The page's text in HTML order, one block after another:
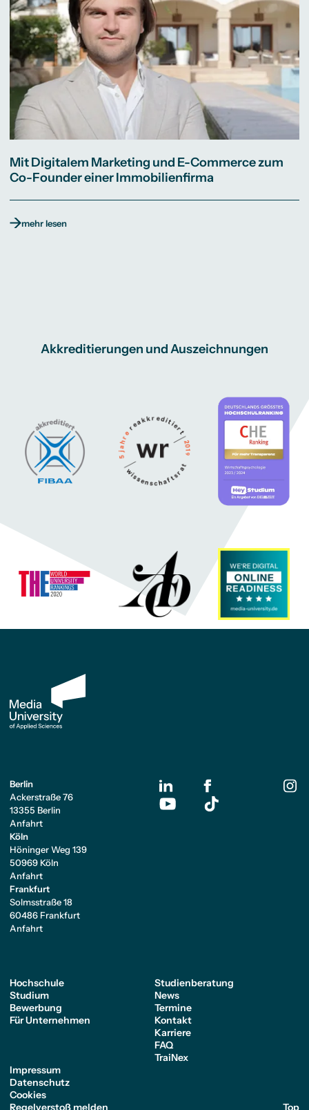
Mit Digitalem Marketing und E-Commerce zum
Co-Founder einer Immobilienfirma
mehr lesen
Akkreditierungen und Auszeichnungen
Berlin
Ackerstraße 76
13355 Berlin
Anfahrt
Köln
Höninger Weg 139
50969 Köln
Anfahrt
Frankfurt
Solmsstraße 18
60486 Frankfurt
Anfahrt
Hochschule
Studium
Bewerbung
Für Unternehmen
Studienberatung
News
Termine
Kontakt
Karriere
FAQ
TraiNex
Impressum
Datenschutz
Cookies
Regelverstoß melden
Top